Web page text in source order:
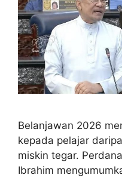
Belanjawan 2026
kepada pelajar
miskin tegar.
Ibrahim